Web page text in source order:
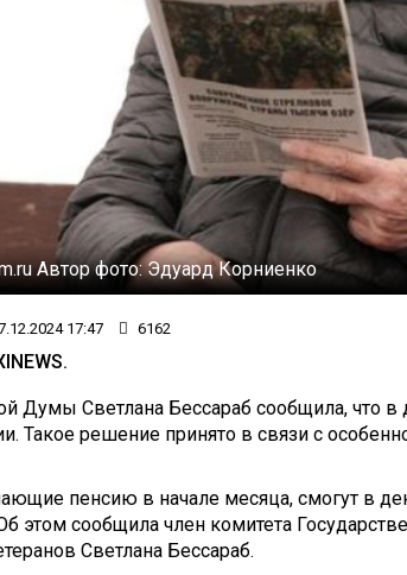
Автор фото:Эдуард Корниенко
17:47 6162
Думы Светлана Бессараб сообщила, что
Такое решение принято в связи с
пенсию в начале месяца, смогут в
этом сообщила член комитета
Светлана Бессараб.